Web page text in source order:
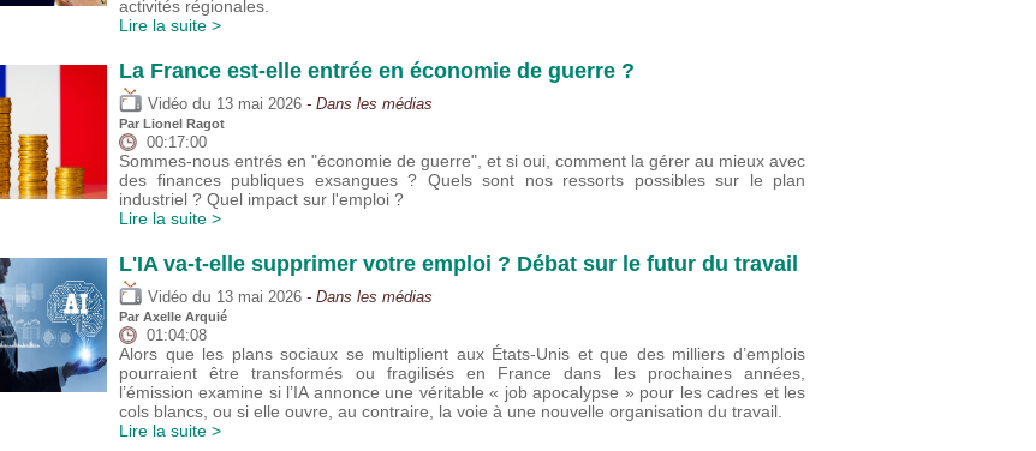
activités régionales.
Lire la suite >
La France est-elle entrée en économie de guerre ?
Vidéo du 13 mai 2026 - Dans les médias
Par Lionel Ragot
00:17:00
Sommes-nous entrés en "économie de guerre", et si oui, comment la gérer au mieux avec
des finances publiques exsangues ? Quels sont nos ressorts possibles sur le plan
industriel ? Quel impact sur l'emploi ?
Lire la suite >
L'IA va-t-elle supprimer votre emploi ? Débat sur le futur du travail
Vidéo du 13 mai 2026 - Dans les médias
Par Axelle Arquié
01:04:08
Alors que les plans sociaux se multiplient aux États-Unis et que des milliers d’emplois
pourraient être transformés ou fragilisés en France dans les prochaines années,
l’émission examine si l’IA annonce une véritable « job apocalypse » pour les cadres et les
cols blancs, ou si elle ouvre, au contraire, la voie à une nouvelle organisation du travail.
Lire la suite >